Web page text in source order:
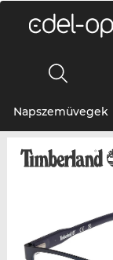
Napszemüvegek